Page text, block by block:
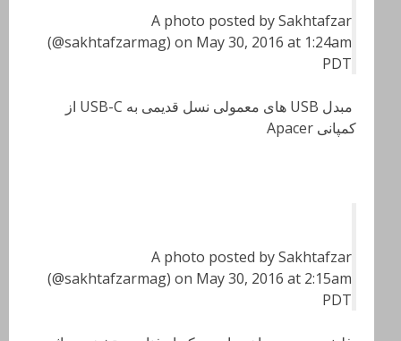
A photo posted by Sakhtafzar
(@sakhtafzarmag) on May 30, 2016 at 1:24am
PDT
مبدل USB های معمولی نسل قدیمی به USB-C از
کمپانی Apacer
A photo posted by Sakhtafzar
(@sakhtafzarmag) on May 30, 2016 at 2:15am
PDT